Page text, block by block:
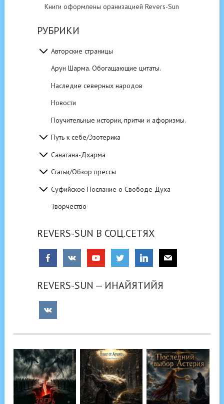
Книги оформлены оранизацией Revers-Sun
РУБРИКИ
Авторские страницы
Арун Шарма. Обогащающие цитаты.
Наследие северных народов
Новости
Поучительные истории, притчи и афоризмы.
Путь к себе/Эзотерика
Санатана-Дхарма
Статьи/Обзор прессы
Суфийское Послание о Свободе Духа
Творчество
REVERS-SUN В СОЦ.СЕТЯХ
REVERS-SUN — ИНАЙЯТИЙЯ